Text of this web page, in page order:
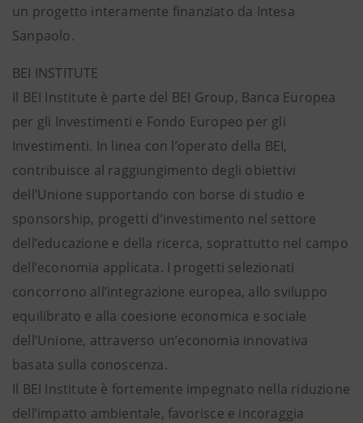
un progetto interamente finanziato da Intesa
Sanpaolo.
BEI INSTITUTE
Il BEI Institute è parte del BEI Group, Banca Europea
per gli Investimenti e Fondo Europeo per gli
Investimenti. In linea con l’operato della BEI,
contribuisce al raggiungimento degli obiettivi
dell’Unione supportando con borse di studio e
sponsorship, progetti d’investimento nel settore
dell’educazione e della ricerca, soprattutto nel campo
dell’economia applicata. I progetti selezionati
concorrono all’integrazione europea, allo sviluppo
equilibrato e alla coesione economica e sociale
dell’Unione, attraverso un’economia innovativa
basata sulla conoscenza.
Il BEI Institute è fortemente impegnato nella riduzione
dell’impatto ambientale, favorisce e incoraggia